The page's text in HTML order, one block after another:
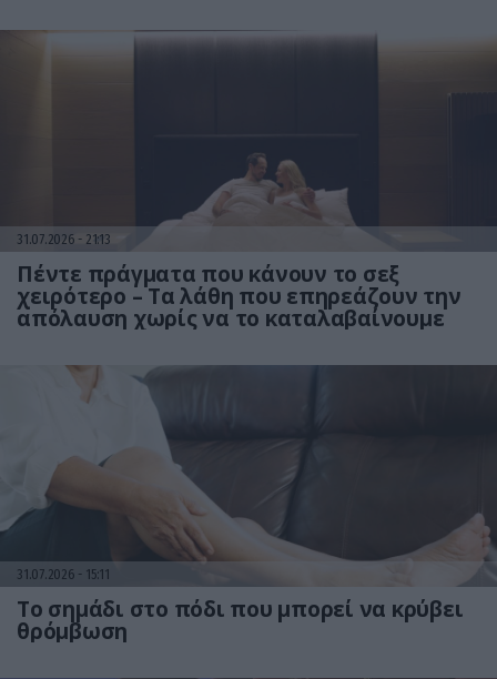
31.07.2026 21:13
Πέντε πράγματα που κάνουν το σεξ
χειρότερο – Τα λάθη που επηρεάζουν την
απόλαυση χωρίς να το καταλαβαίνουμε
31.07.2026 15:11
Το σημάδι στο πόδι που μπορεί να κρύβει
θρόμβωση